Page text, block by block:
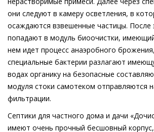
они следуют в камеру осветления, в
осаждаются взвешенные частицы. После
попадают в модуль биоочистки,
нем идет процесс анаэробного
специальные бактерии разлагают
водах органику на безопасные
модуля стоки самотеком отправляются
фильтрации.
Септики для частного дома и дачи
имеют очень прочный бесшовный